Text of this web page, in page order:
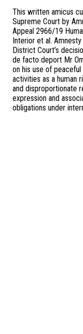
This written amicus
Supreme Court by
Appeal 2966/19
Interior et al.
District Court’s
de facto deport Mr
on his use of
activities as a human
and disproportionate
expression and
obligations under